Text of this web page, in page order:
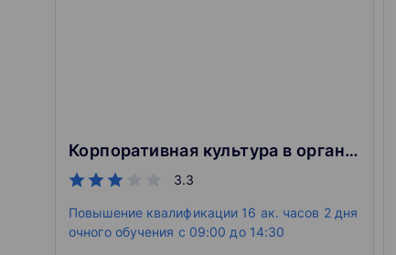
Корпоративная культура в организации. Онлайн-курс
3.3
Повышение квалификации 16 ак. часов 2 дня
очного обучения c 09:00 до 14:30